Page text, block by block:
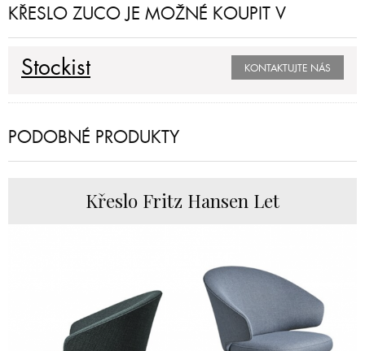
KŘESLO ZUCO JE MOŽNÉ KOUPIT V
Stockist KONTAKTUJTE NÁS
PODOBNÉ PRODUKTY
Křeslo Fritz Hansen Let